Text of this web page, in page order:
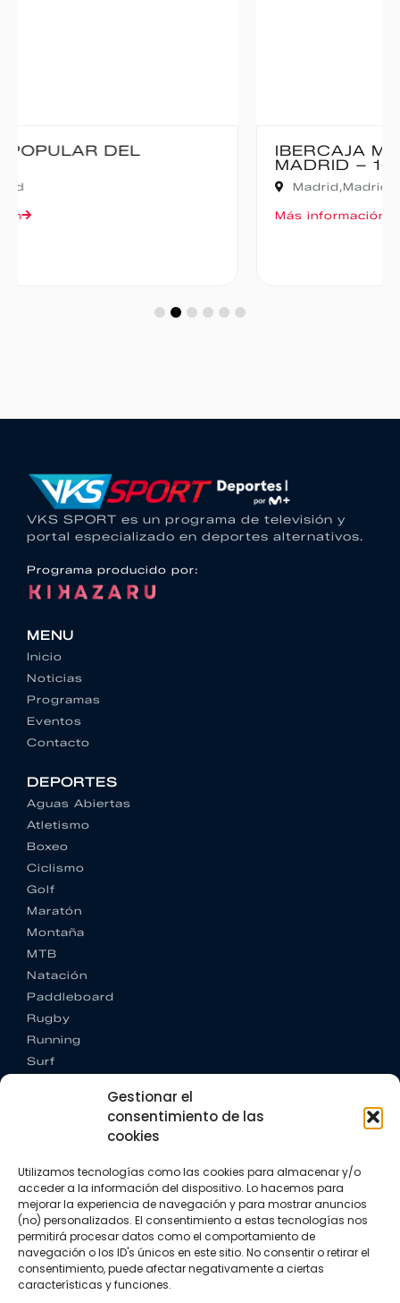
Gestionar el
consentimiento de las
cookies
Utilizamos tecnologías como las cookies para almacenar y/o
acceder a la información del dispositivo. Lo hacemos para
mejorar la experiencia de navegación y para mostrar anuncios
(no) personalizados. El consentimiento a estas tecnologías nos
permitirá procesar datos como el comportamiento de
navegación o los ID's únicos en este sitio. No consentir o retirar el
consentimiento, puede afectar negativamente a ciertas
características y funciones.
IBERCAJA MADRID CORRE POR
VKS SPORT es un programa de televisión y
portal especializado en deportes alternativos.
Programa producido por:
MENU
Inicio
Noticias
Programas
Eventos
Contacto
DEPORTES
Aguas Abiertas
Atletismo
Boxeo
Ciclismo
Golf
Maratón
Montaña
MTB
Natación
Paddleboard
Rugby
Running
Surf
CONTACTO
+34 662 342 177
info@vkssport.com
SÍGUENOS